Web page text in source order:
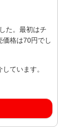
た。最初はチ
価格は70円でし
ています。